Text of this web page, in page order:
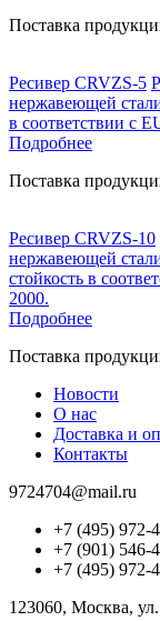
Поставка
Ресивер CRVZS-5
нержавеющей
в соответствии с
Подробнее
Поставка
Ресивер CRVZS-10
нержавеющей
стойкость в
2000.
Подробнее
Поставка
Новости
О нас
Доставка и
Контакты
9724704@mail.ru
+7 (495) 972-
+7 (901) 546-
+7 (495) 972-
123060, Москва,